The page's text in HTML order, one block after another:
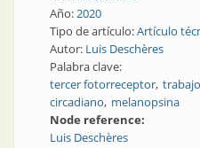
Año:2020
Tipo de artículo:Artículo
Autor: Luis Deschères
Palabra clave:
tercer fotorreceptor
circadiano melanopsina
Node reference:
Luis Deschères